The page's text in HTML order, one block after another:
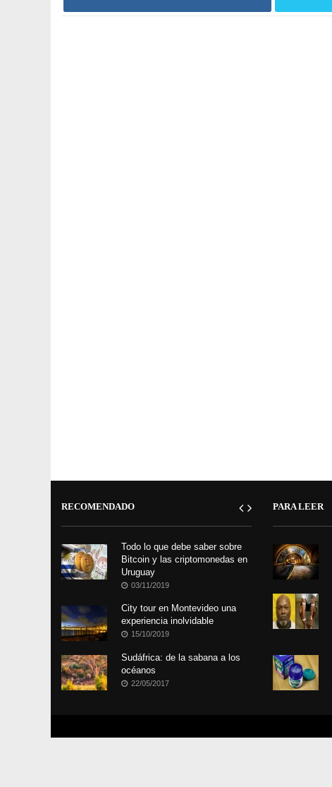
RECOMENDADO
Todo lo que debe saber sobre
Bitcoin y las criptomonedas en
Uruguay
03/11/2019
City tour en Montevideo una
experiencia inolvidable
15/10/2019
Sudáfrica: de la sabana a los
océanos
22/05/2017
PARA LEER